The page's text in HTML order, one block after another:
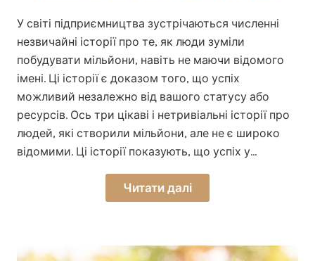
У світі підприємництва зустрічаються численні
незвичайні історії про те, як люди зуміли
побудувати мільйони, навіть не маючи відомого
імені. Ці історії є доказом того, що успіх
можливий незалежно від вашого статусу або
ресурсів. Ось три цікаві і нетривіальні історії про
людей, які створили мільйони, але не є широко
відомими. Ці історії показують, що успіх у…
Читати далі